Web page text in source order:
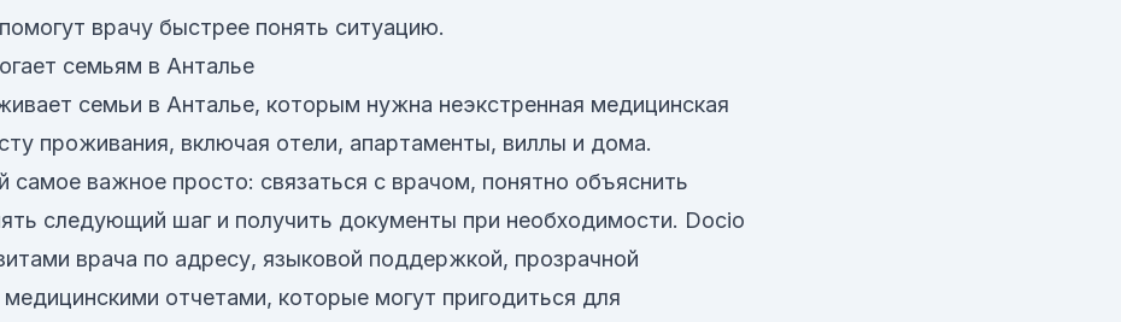
врачу быстрее понять ситуацию.
семьям в Анталье
семьи в Анталье, которым нужна неэкстренная медицинская
проживания, включая отели, апартаменты, виллы и дома.
самое важное просто: связаться с врачом, понятно объяснить
следующий шаг и получить документы при необходимости. Docio
врача по адресу, языковой поддержкой, прозрачной
отчетами, которые могут пригодиться для